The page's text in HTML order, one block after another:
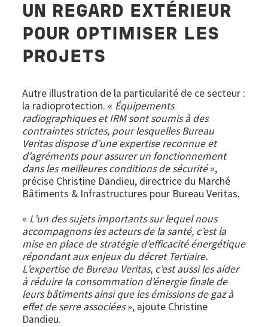
UN REGARD EXTÉRIEUR
POUR OPTIMISER LES
PROJETS
Autre illustration de la particularité de ce secteur :
la radioprotection. « Équipements
radiographiques et IRM sont soumis à des
contraintes strictes, pour lesquelles Bureau
Veritas dispose d’une expertise reconnue et
d’agréments pour assurer un fonctionnement
dans les meilleures conditions de sécurité»,
précise Christine Dandieu, directrice du Marché
Bâtiments & Infrastructures pour Bureau Veritas.
« L’un des sujets importants sur lequel nous
accompagnons les acteurs de la santé, c’est la
mise en place de stratégie d’efficacité énergétique
répondant aux enjeux du décret Tertiaire.
L’expertise de Bureau Veritas, c’est aussi les aider
à réduire la consommation d’énergie finale de
leurs bâtiments ainsi que les émissions de gaz à
effet de serre associées», ajoute Christine
Dandieu.